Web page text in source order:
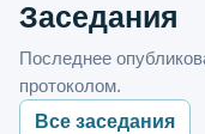
Заседания
Последнее
протоколом.
Все заседания